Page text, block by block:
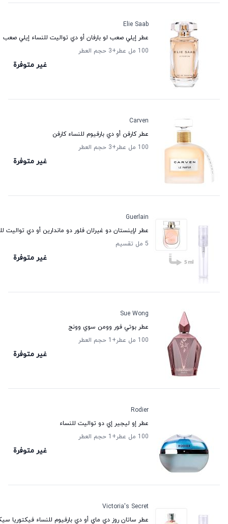
Elie Saab
عطر إيلي صعب لو بارفان أو دي تواليت للنساء إيلي صعب
100 مل عطر
+3 حجم العطر
غير متوفرة
Carven
عطر كارفن أو دي بارفيوم للنساء كارفن
100 مل عطر
+3 حجم العطر
غير متوفرة
Guerlain
عطر لإينستان دو غيرلان فلور دو ماندارين أو دي تواليت
5 مل تقسيم
غير متوفرة
Sue Wong
عطر بوتي فور وومن سوي وونج
100 مل عطر
+1 حجم العطر
غير متوفرة
Rodier
عطر إو ليجير إي دو تواليت للنساء
100 مل عطر
+1 حجم العطر
غير متوفرة
Victoria's Secret
عطر ساتان روز دي ماي أو دي بارفيوم للنساء فيكتوريا